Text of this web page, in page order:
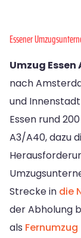
Essener
Umzug
nach
und
Essen rund
A3/A40, dazu
Strecke in die
der Abholung
als Fernumzug